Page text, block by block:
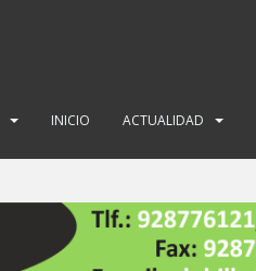
INICIO ACTUALIDAD